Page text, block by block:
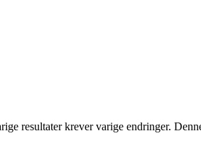
resultater krever varige endringer.